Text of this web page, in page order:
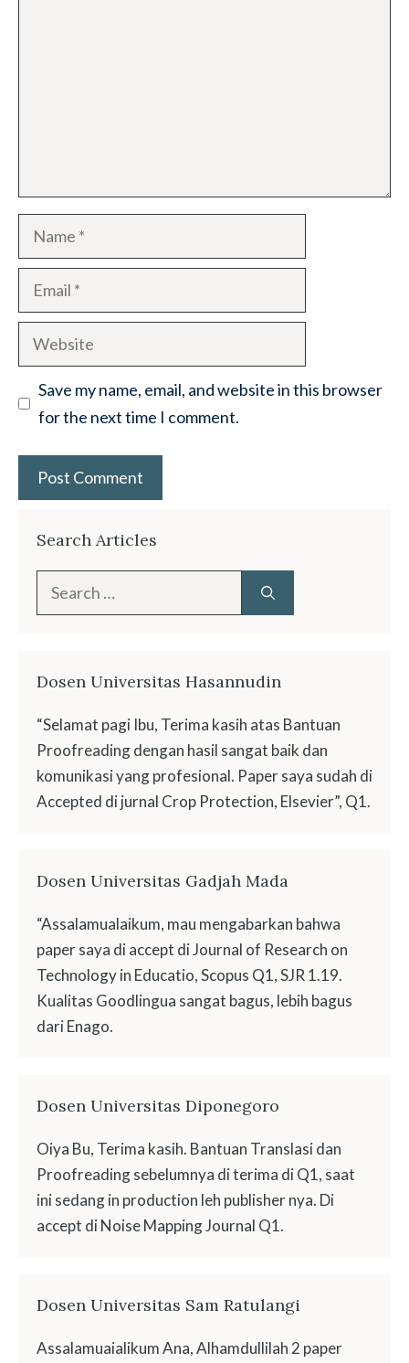
Name
Email
Website
Save my name, email, and website in this browser
for the next time I comment.
Search Articles
Dosen Universitas Hasannudin
“Selamat pagi Ibu, Terima kasih atas Bantuan
Proofreading dengan hasil sangat baik dan
komunikasi yang profesional. Paper saya sudah di
Accepted di jurnal Crop Protection, Elsevier”, Q1.
Dosen Universitas Gadjah Mada
“Assalamualaikum, mau mengabarkan bahwa
paper saya di accept di Journal of Research on
Technology in Educatio, Scopus Q1, SJR 1.19.
Kualitas Goodlingua sangat bagus, lebih bagus
dari Enago.
Dosen Universitas Diponegoro
Oiya Bu, Terima kasih. Bantuan Translasi dan
Proofreading sebelumnya di terima di Q1, saat
ini sedang in production leh publisher nya. Di
accept di Noise Mapping Journal Q1.
Dosen Universitas Sam Ratulangi
Assalamuaialikum Ana, Alhamdullilah 2 paper